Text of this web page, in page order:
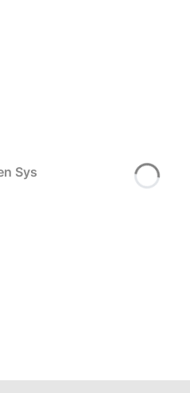
Sys